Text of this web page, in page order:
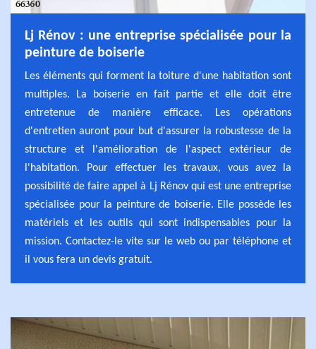
Lj Rénov : une entreprise spécialisée pour la
peinture de boiserie
Les éléments qui forment la toiture d'une habitation sont
multiples. La boiserie en fait partie et elle doit être
entretenue de manière efficace. Les opérations
d'entretien auront pour but d'assurer la robustesse de la
structure et l'amélioration de l'aspect extérieur de
l'habitation. Pour effectuer les travaux, vous avez la
possibilité de faire appel à Lj Rénov qui est une entreprise
spécialisée pour la peinture de boiserie. Elle possède les
matériels et les outils qui sont indispensables pour la
mission. Contactez-le vite sur le web ou par téléphone et
il vous fera un devis gratuit.